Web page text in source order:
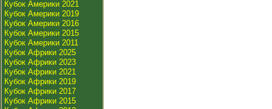
Кубок Америки 2021
Кубок Америки 2019
Кубок Америки 2016
Кубок Америки 2015
Кубок Америки 2011
Кубок Африки 2025
Кубок Африки 2023
Кубок Африки 2021
Кубок Африки 2019
Кубок Африки 2017
Кубок Африки 2015